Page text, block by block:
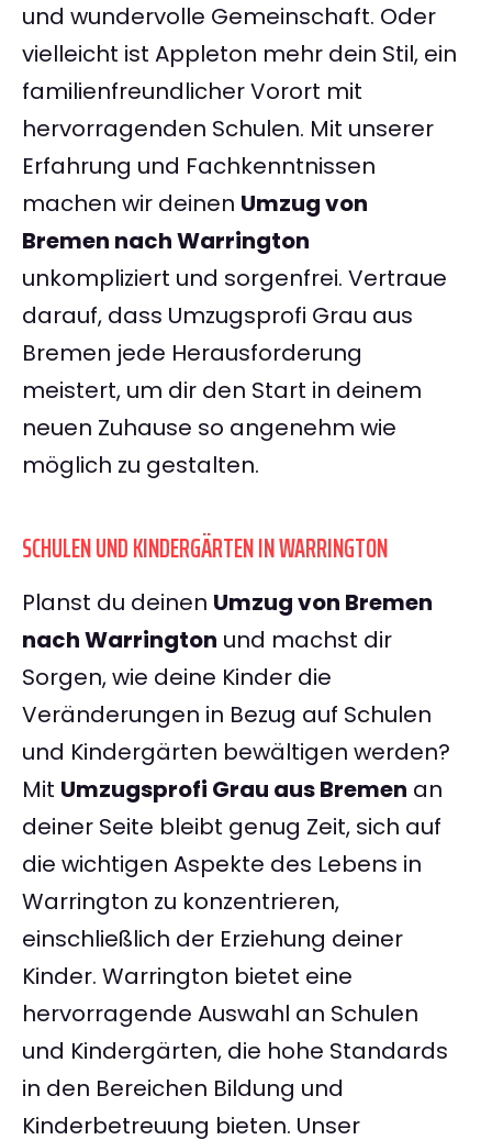
und wundervolle Gemeinschaft. Oder
vielleicht ist Appleton mehr dein Stil, ein
familienfreundlicher Vorort mit
hervorragenden Schulen. Mit unserer
Erfahrung und Fachkenntnissen
machen wir deinen Umzug von
Bremen nach Warrington
unkompliziert und sorgenfrei. Vertraue
darauf, dass Umzugsprofi Grau aus
Bremen jede Herausforderung
meistert, um dir den Start in deinem
neuen Zuhause so angenehm wie
möglich zu gestalten.
SCHULEN UND KINDERGÄRTEN IN WARRINGTON
Planst du deinen Umzug von Bremen
nach Warrington und machst dir
Sorgen, wie deine Kinder die
Veränderungen in Bezug auf Schulen
und Kindergärten bewältigen werden?
Mit Umzugsprofi Grau aus Bremen an
deiner Seite bleibt genug Zeit, sich auf
die wichtigen Aspekte des Lebens in
Warrington zu konzentrieren,
einschließlich der Erziehung deiner
Kinder. Warrington bietet eine
hervorragende Auswahl an Schulen
und Kindergärten, die hohe Standards
in den Bereichen Bildung und
Kinderbetreuung bieten. Unser